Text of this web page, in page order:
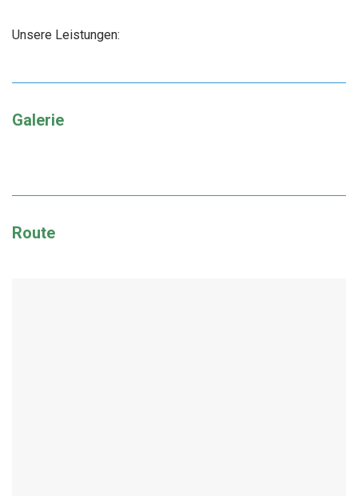
Unsere Leistungen:
Galerie
Route